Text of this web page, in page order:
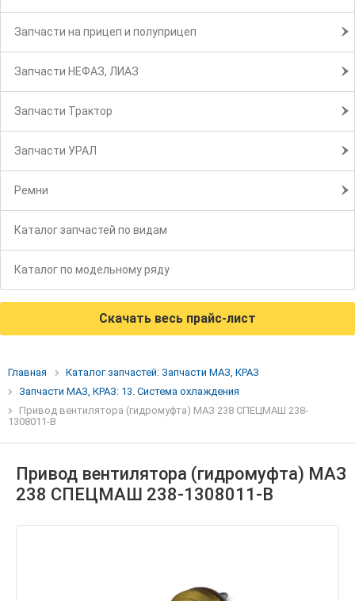
Запчасти на прицеп и полуприцеп
Запчасти НЕФАЗ, ЛИАЗ
Запчасти Трактор
Запчасти УРАЛ
Ремни
Каталог запчастей по видам
Каталог по модельному ряду
Скачать весь прайс-лист
Главная
Каталог запчастей: Запчасти МАЗ, КРАЗ
Запчасти МАЗ, КРАЗ: 13. Система охлаждения
Привод вентилятора (гидромуфта) МАЗ 238 СПЕЦМАШ 238-
1308011-В
Привод вентилятора (гидромуфта) МАЗ
238 СПЕЦМАШ 238-1308011-В